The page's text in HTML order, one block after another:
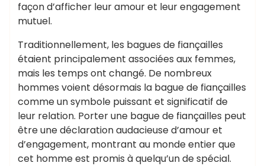
façon d’afficher leur amour et leur engagement
mutuel.
Traditionnellement, les bagues de fiançailles
étaient principalement associées aux femmes,
mais les temps ont changé. De nombreux
hommes voient désormais la bague de fiançailles
comme un symbole puissant et significatif de
leur relation. Porter une bague de fiançailles peut
être une déclaration audacieuse d’amour et
d’engagement, montrant au monde entier que
cet homme est promis à quelqu’un de spécial.